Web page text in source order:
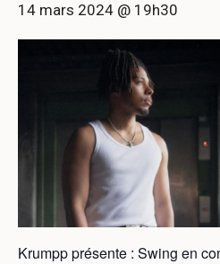
14 mars 2024 @ 19h30
Krumpp présente : Swing en